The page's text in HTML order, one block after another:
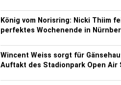
König vom Norisring: Nicki Thiim
perfektes Wochenende in
Wincent Weiss sorgt für
Auftakt des Stadionpark Open Air